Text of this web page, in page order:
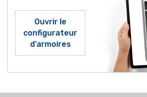
Ouvrir le
configurateur
d’armoires